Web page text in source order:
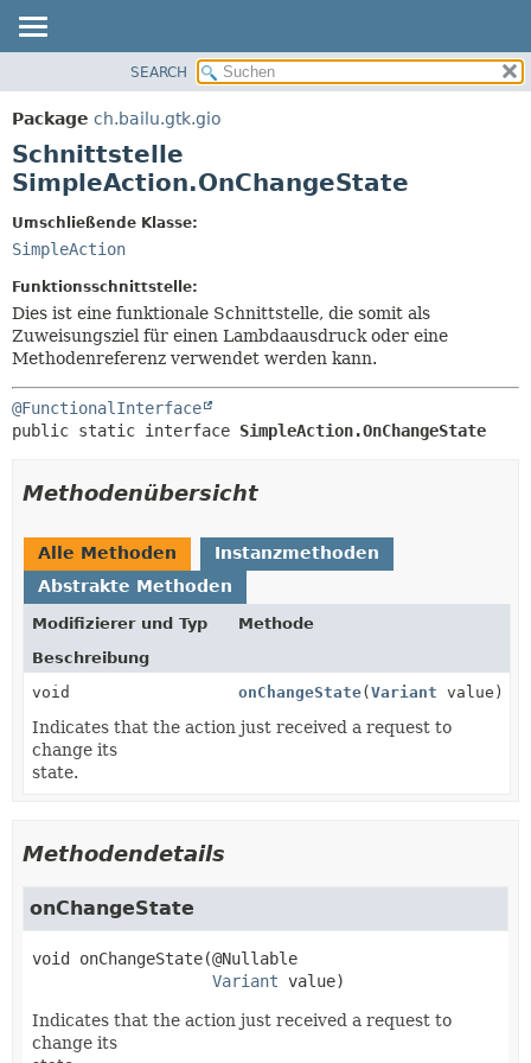
PACKAGE
KLASSE
BAUM
INDEX
METHODE
KONSTRUKTOR
METHODE
SEARCH
Package ch.bailu.gtk.gio
Schnittstelle
SimpleAction.OnChangeState
Umschließende Klasse:
SimpleAction
Funktionsschnittstelle:
Dies ist eine funktionale Schnittstelle, die somit als
Zuweisungsziel für einen Lambdaausdruck oder eine
Methodenreferenz verwendet werden kann.
@FunctionalInterface
public static interface SimpleAction.OnChangeState
Methodenübersicht
Alle Methoden
Instanzmethoden
Abstrakte Methoden
Modifizierer und Typ
Methode
Beschreibung
void
onChangeState(Variant value)
Indicates that the action just received a request to
change its
state.
Methodendetails
onChangeState
void onChangeState(@Nullable
Variant value)
Indicates that the action just received a request to
change its